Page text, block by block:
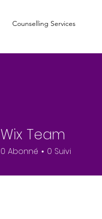
Counselling Services
Wix Team
0 Abonné 0 Suivi